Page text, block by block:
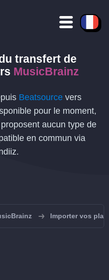
transfert de
MusicBrainz
Beatsourcevers
pour le moment,
aucun type de
en commun via
Importer vos